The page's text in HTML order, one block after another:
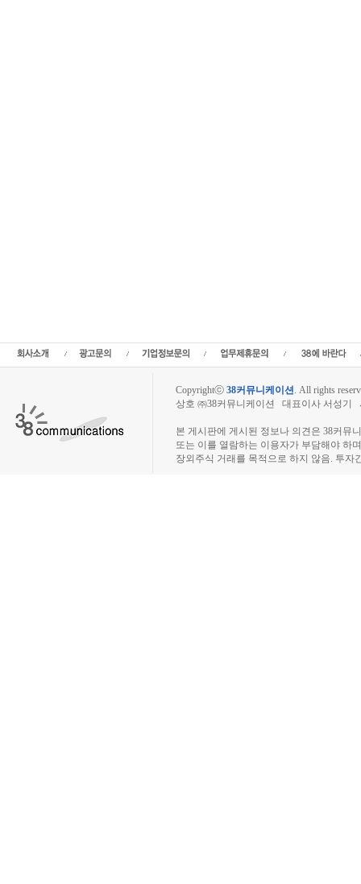
Copyrightⓒ 38커뮤니케이션. All rights
상호 ㈜38커뮤니케이션 대표이사 서성기
본 게시판에 게시된 정보나 의견은 38커뮤
또는 이를 열람하는 이용자가 부담해야 하
장외주식 거래를 목적으로 하지 않음. 투